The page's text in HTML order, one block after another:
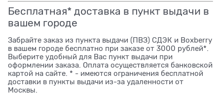
Бесплатная* доставка в пункт выдачи в
вашем городе
Забрайте заказ из пункта выдачи (ПВЗ) СДЭК и Boxberry
в вашем городе бесплатно при заказе от 3000 рублей*.
Выберите удобный для Вас пункт выдачи при
оформлении заказа. Оплата осуществляется банковской
картой на сайте. * - имеются ограничения бесплатной
доставки в пункты выдачи из-за удаленности от
Москвы.